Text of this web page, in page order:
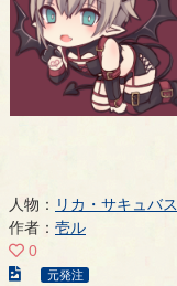
人物： リカ・サキュバス
作者： 壱ル
0
こ 元発注